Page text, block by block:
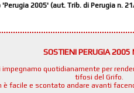
2005' (aut. Trib. di Perugia n.
SOSTIENI PERUGIA 2005
impegnamo quotidianamente per
tifosi del Grifo.
è facile e scontato andare avanti